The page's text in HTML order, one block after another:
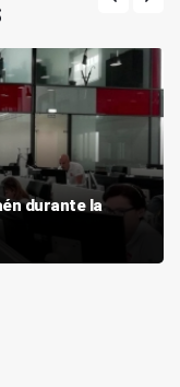
durante la